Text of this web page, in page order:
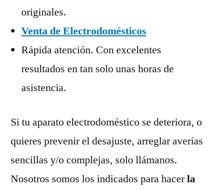
originales.
Venta de Electrodomésticos
Rápida atención. Con excelentes
resultados en tan solo unas horas de
asistencia.
Si tu aparato electrodoméstico se deteriora, o
quieres prevenir el desajuste, arreglar averías
sencillas y/o complejas, solo llámanos.
Nosotros somos los indicados para hacerla